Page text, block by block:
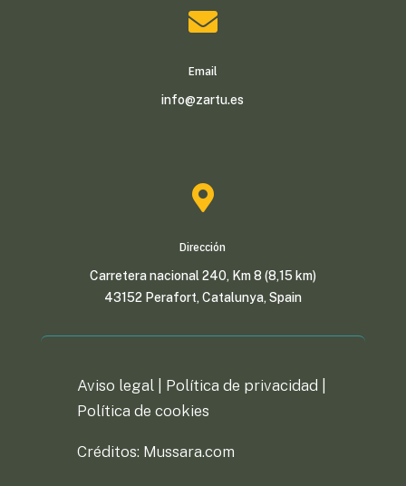

Email
info@zartu.es

Dirección
Carretera nacional 240, Km 8 (8,15 km)
43152 Perafort, Catalunya, Spain
Aviso legal | Política de privacidad
Política de cookies
Créditos: Mussara.com